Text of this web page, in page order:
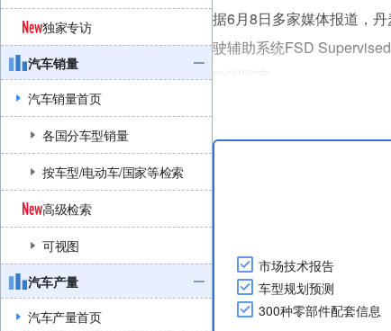
独家专访
汽车销量
汽车销量首页
各国分车型销量
按车型/电动车/国家等检索
高级检索
可视图
汽车产量
汽车产量首页
据6月8日多家媒体报道，
驶辅助系统FSD
欧洲国家。
市场技术报告
车型规划预测
300种零部件配套信息